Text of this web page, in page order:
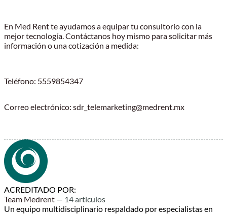
En Med Rent te ayudamos a equipar tu consultorio con la
mejor tecnología. Contáctanos hoy mismo para solicitar más
información o una cotización a medida:
Teléfono: 5559854347
Correo electrónico: sdr_telemarketing@medrent.mx
ACREDITADO POR:
Team Medrent — 14 artículos
Un equipo multidisciplinario respaldado por especialistas en